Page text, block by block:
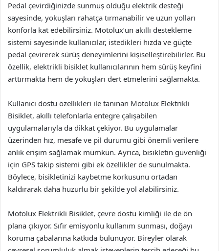
Pedal çevirdiğinizde sunmuş olduğu elektrik desteği
sayesinde, yokuşları rahatça tırmanabilir ve uzun yolları
konforla kat edebilirsiniz. Motolux’un akıllı destekleme
sistemi sayesinde kullanıcılar, istedikleri hızda ve güçte
pedal çevirerek sürüş deneyimlerini kişiselleştirebilirler. Bu
özellik, elektrikli bisiklet kullanıcılarının hem sürüş keyfini
arttırmakta hem de yokuşları dert etmelerini sağlamakta.
Kullanıcı dostu özellikleri ile tanınan Motolux Elektrikli
Bisiklet, akıllı telefonlarla entegre çalışabilen
uygulamalarıyla da dikkat çekiyor. Bu uygulamalar
üzerinden hız, mesafe ve pil durumu gibi önemli verilere
anlık erişim sağlamak mümkün. Ayrıca, bisikletin güvenliği
için GPS takip sistemi gibi ek özellikler de sunulmakta.
Böylece, bisikletinizi kaybetme korkusunu ortadan
kaldırarak daha huzurlu bir şekilde yol alabilirsiniz.
Motolux Elektrikli Bisiklet, çevre dostu kimliği ile de ön
plana çıkıyor. Sıfır emisyonlu kullanım sunması, doğayı
koruma çabalarına katkıda bulunuyor. Bireyler olarak